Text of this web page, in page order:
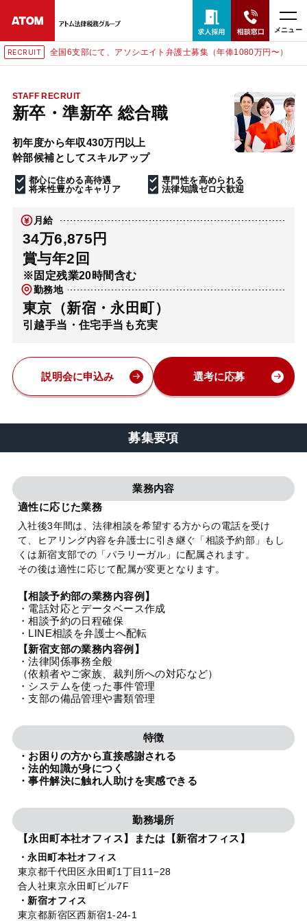
メニュー
国6支部にて、アソシエイト弁護士募集（年俸1080万円〜） RECRUIT
STAFF RECRUIT
新卒・準新卒 総合職
初年度から年収430万円以上
幹部候補としてスキルアップ
都心に住める高待遇
専門性を高められる
将来性豊かなキャリア
法律知識ゼロ大歓迎
月給
34万6,875円
賞与年2回
※固定残業20時間含む
勤務地
東京（新宿・永田町）
引越手当・住宅手当も充実
説明会に申込み 選考に応募
募集要項
業務内容
適性に応じた業務
入社後3年間は、法律相談を希望する方からの電話を受け
て、ヒアリング内容を弁護士に引き継ぐ「相談予約部」もし
くは新宿支部での「パラリーガル」に配属されます。
その後は適性に応じて配属が変更となります。
【相談予約部の業務内容例】
・電話対応とデータベース作成
・相談予約の日程確保
・LINE相談を弁護士へ配転
【新宿支部の業務内容例】
・法律関係事務全般
（依頼者やご家族、裁判所への対応など）
・システムを使った事件管理
・支部の備品管理や書類管理
特徴
・お困りの方から直接感謝される
・法的知識が身につく
・事件解決に触れ人助けを実感できる
勤務場所
【永田町本社オフィス】または【新宿オフィス】
・永田町本社オフィス
東京都千代田区永田町1丁目11−28
合人社東京永田町ビル7F
・新宿オフィス
東京都新宿区西新宿1-24-1
24時間365日全国対応
無料相談窓口はこちら
電話・LINE・メールで相談予約受付中
ホーム
解決実績
アクセス
弁護士・税理士
お知らせ
特設サイト
法人グループ
プライバシーポリシー 利用規約 内部通報
TikTok受賞 定義集